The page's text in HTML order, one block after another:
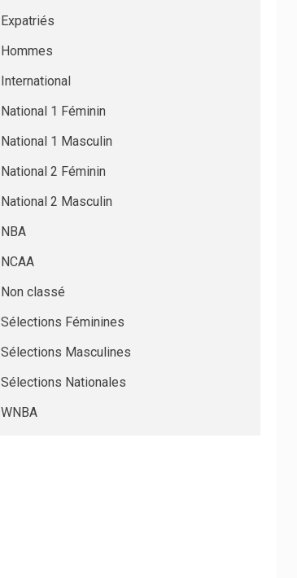
Expatriés
Hommes
International
National 1 Féminin
National 1 Masculin
National 2 Féminin
National 2 Masculin
NBA
NCAA
Non classé
Sélections Féminines
Sélections Masculines
Sélections Nationales
WNBA